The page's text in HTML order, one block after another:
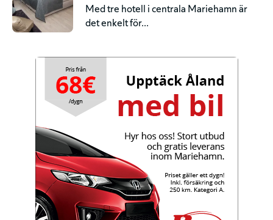
Med tre hotell i centrala Mariehamn är
det enkelt för...